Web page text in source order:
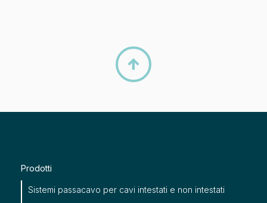

Prodotti
Sistemi passacavo per cavi intestati e non intestati